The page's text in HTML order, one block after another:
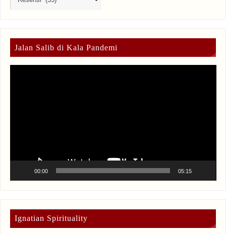
Jalan Salib di Kala Pandemi
00:00 05:15
Ignatian Spirituality